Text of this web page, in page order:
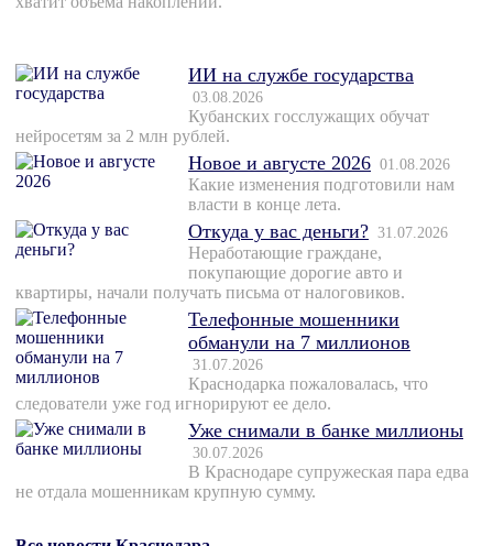
ИИ на службе государства
03.08.2026
Кубанских госслужащих обучат
нейросетям за 2 млн рублей.
Новое и августе 2026 01.08.2026
Какие изменения подготовили нам
власти в конце лета.
Откуда у вас деньги? 31.07.2026
Неработающие граждане,
покупающие дорогие авто и
квартиры, начали получать письма от налоговиков.
Телефонные мошенники
обманули на 7 миллионов
31.07.2026
Краснодарка пожаловалась, что
следователи уже год игнорируют ее дело.
Уже снимали в банке миллионы
30.07.2026
В Краснодаре супружеская пара едва
не отдала мошенникам крупную сумму.